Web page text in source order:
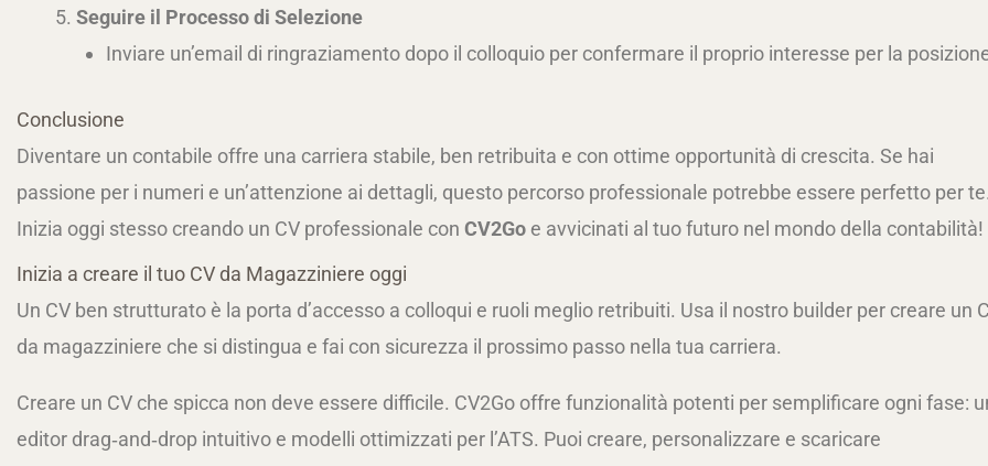
Seguire il Processo di Selezione
Inviare un’email di ringraziamento dopo il colloquio per confermare il proprio interesse per la
Conclusione
Diventare un contabile offre una carriera stabile, ben retribuita e con ottime opportunità di crescita. Se hai
passione per i numeri e un’attenzione ai dettagli, questo percorso professionale potrebbe essere perfetto per
Inizia oggi stesso creando un CV professionale con CV2Go e avvicinati al tuo futuro nel mondo della contabilità!
Inizia a creare il tuo CV da Magazziniere oggi
Un CV ben strutturato è la porta d’accesso a colloqui e ruoli meglio retribuiti. Usa il nostro builder per creare un
da magazziniere che si distingua e fai con sicurezza il prossimo passo nella tua carriera.
Creare un CV che spicca non deve essere difficile. CV2Go offre funzionalità potenti per semplificare ogni fase:
editor drag‑and‑drop intuitivo e modelli ottimizzati per l’ATS. Puoi creare, personalizzare e scaricare